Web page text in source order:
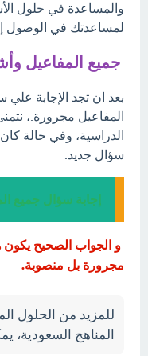
والمساعدة في حلول
لمساعدتك في الوصول
جميع المفاعيل
بعد ان تجد الإجابة
المفاعيل مجرورة.،
الدراسية، وفي حالة
سؤال جديد.
إجابة سؤال جميع
و الجواب الصحيح
مجرورة بل منصوبة.
للمزيد من الحلول
المناهج السعودية،